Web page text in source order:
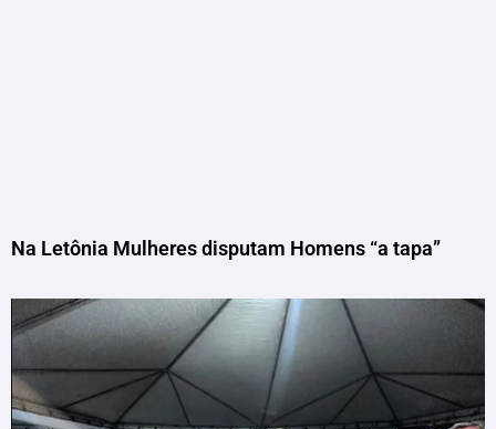
Na Letônia Mulheres disputam Homens “a tapa”